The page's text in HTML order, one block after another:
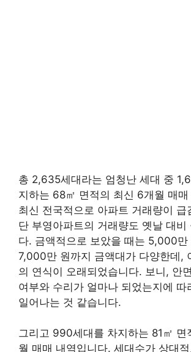
총 2,635세대라는 엄청난 세대 중
지하는 68㎡ 면적의 최신 6개월 매
최신 전국적으로 아파트 거래량이 급
단 부영아파트의 거래량도 옛날 대비
다. 금액적으로 보았을 때는 5,000만
7,000만 원까지 금액대가 다양한데,
의 연식이 오래되었습니다. 보니, 안
여부와 수리가 얼마나 되었는지에 따
일어나는 것 같습니다.
그리고 990세대를 차지하는 81㎡ 면
월 매매 내역입니다. 세대수가 상대